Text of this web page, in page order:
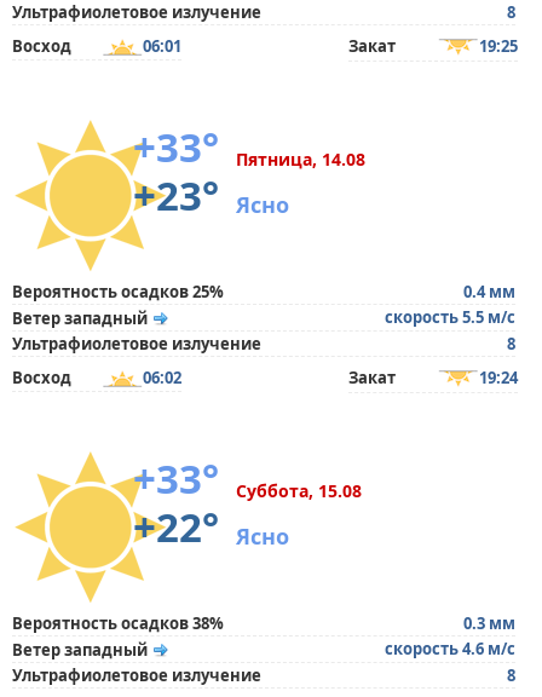
Ультрафиолетовое излучение
8
Восход
06:01 Закат 19:25
+33°
+23°
Пятница, 14.08
Ясно
Вероятность осадков 25%
0.4 мм
Ветер западный
скорость 5.5 м/с
Ультрафиолетовое излучение
8
Восход
06:02 Закат 19:24
+33°
+22°
Суббота, 15.08
Ясно
Вероятность осадков 38%
0.3 мм
Ветер западный
скорость 4.6 м/с
Ультрафиолетовое излучение
8